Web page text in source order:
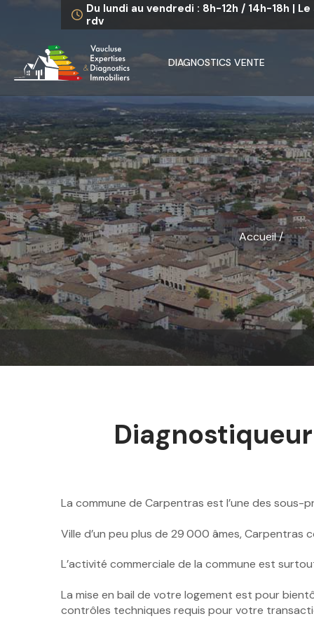
Du lundi au vendredi : 8h-12h / 14h-18h |
rdv
DIAGNOSTICS VENTE
Accueil/
La commune de Carpentras est l’une des
Ville d’un peu plus de 29 000 âmes, Carpentras
L’activité commerciale de la commune est
La mise en bail de votre logement est pour
contrôles techniques requis pour votre